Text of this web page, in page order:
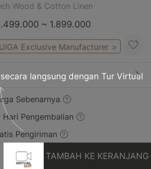
Wood & Cotton Linen
~ 1.899.000
Exclusive Manufacturer >
Sebenarnya
Hari Pengembalian
Pengiriman
TAMBAH KE KERANJANG
langsung dengan Tur Virtual